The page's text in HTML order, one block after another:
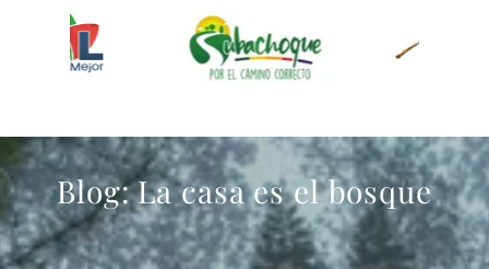
Blog: La casa es el bosque